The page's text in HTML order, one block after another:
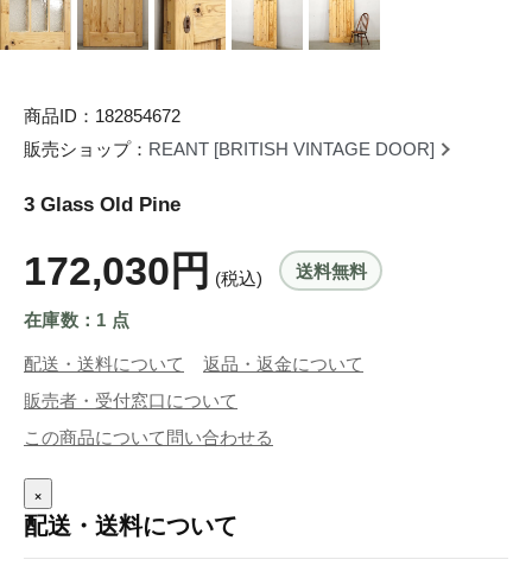
商品ID：182854672
販売ショップ： REANT [BRITISH VINTAGE DOOR]
3 Glass Old Pine
172,030円 (税込) 送料無料
在庫数：1 点
配送・送料について
返品・返金について
販売者・受付窓口について
この商品について問い合わせる
×
配送・送料について